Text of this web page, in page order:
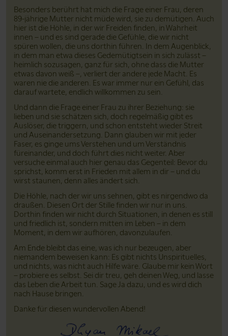
Besonders berührt hat mich die Frage einer Frau, deren
89-jährige Mutter nicht müde wird, sie zu demütigen. Auch
hier ist die Höhle, in der wir Freiden finden, in Wahrheit
innen – und es sind gerade die Gefühle, die wir nicht
spüren wollen, die uns dorthin führen. In dem Augenblick,
in dem man etwa dieses Gedemütigtsein in sich zulässt –
heimlich sozusagen, ganz für sich, ohne dass die Mutter
etwas davon weiß –, verliert der andere jede Macht. Es
waren nie die anderen. Es war immer nur ein Gefühl, das
darauf wartete, endlich willkommen zu sein.
Und dann die Frage einer Frau zu ihrer Beziehung: sie
lieben und sie schätzen sich, doch regelmäßig gibt es
Auslöser, die triggern, und schon entsteht wieder Streit
und Auseinandersetzung. Dann glauben wir mit jeder
Faser, es ginge ums Verstehen und um Verständnis
füreinander, und doch führt dies nicht weiter. Aber
versuche einmal auch hier genau das Gegenteil: Bevor du
sprichst, komm erst in Frieden mit allem in dir – und du
wirst staunen, denn alles ändert sich.
Die Höhle, nach der wir uns sehnen, gibt es nirgendwo da
draußen. Diesen Ort der Stille finden wir nur in uns.
Dorthin finden wir nicht durch Situationen, in denen es still
und friedlich ist, sondern mitten im Leben – in dem
Moment, in dem wir aufhören, davonzulaufen.
Am Ende bleibt das eine, was ich nur bezeugen, aber
niemandem beweisen kann: Es gibt nichts Unspirituelles,
und nichts, was nicht auch Hilfe wäre. Glaube mir kein Wort
– probiere es selbst. Sei dir treu, geh deinen Weg, und lasse
das Leben die Arbeit tun. Sage Ja dazu, und es wird dich
nach Hause bringen.
Danke für diesen wundervollen Abend!